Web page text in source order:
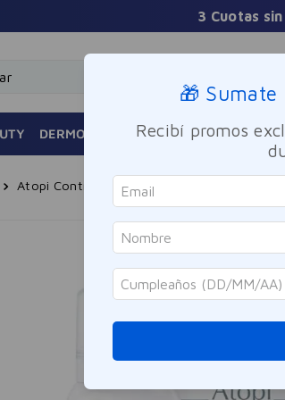
DERMOCOSMÉTICA FRAGANCIAS
Atopi Control Spray Calmante Eucerin 50ml
🎁 Sumate
Recibí promos